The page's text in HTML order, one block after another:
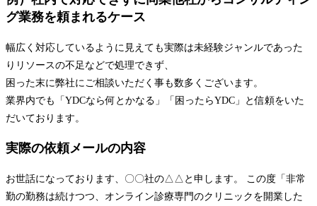
グ業務を頼まれるケース
幅広く対応しているように見えても実際は未経験ジャンルであった
りリソースの不足などで処理できず、
困った末に弊社にご相談いただく事も数多くございます。
業界内でも「YDCなら何とかなる」「困ったらYDC」と信頼をいた
だいております。
実際の依頼メールの内容
お世話になっております、〇〇社の△△と申します。 この度「非常
勤の勤務は続けつつ、オンライン診療専門のクリニックを開業した